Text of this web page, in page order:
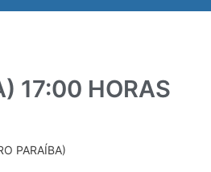
17:00 HORAS
PARAÍBA)